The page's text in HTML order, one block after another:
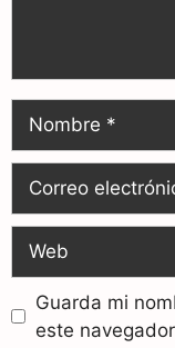
Guarda mi
este